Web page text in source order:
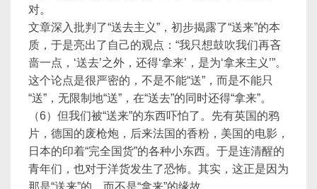
对。
文章深入批判了“送去主义”，初步揭露了“送来”的本
质，于是亮出了自己的观点：“我只想鼓吹我们再吝
啬一点，‘送去’之外，还得‘拿来’，是为‘拿来主义’”。
这个论点是很严密的，不是不能“送”，而是不能只
“送”，无限制地“送”，在“送去”的同时还得“拿来”。
（6）但我们被“送来”的东西吓怕了。先有英国的鸦
片，德国的废枪炮，后来法国的香粉，美国的电影，
日本的印着“完全国货”的各种小东西。于是连清醒的
青年们，也对于洋货发生了恐怖。其实，这正是因为
那是“送来”的，而不是“拿来”的缘故。